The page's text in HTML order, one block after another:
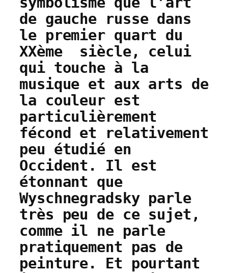
de gauche russe dans
le premier quart du
XXème siècle, celui
qui touche à la
musique et aux arts de
la couleur est
particulièrement
fécond et relativement
peu étudié en
Occident. Il est
étonnant que
Wyschnegradsky parle
très peu de ce sujet,
comme il ne parle
pratiquement pas de
peinture. Et pourtant